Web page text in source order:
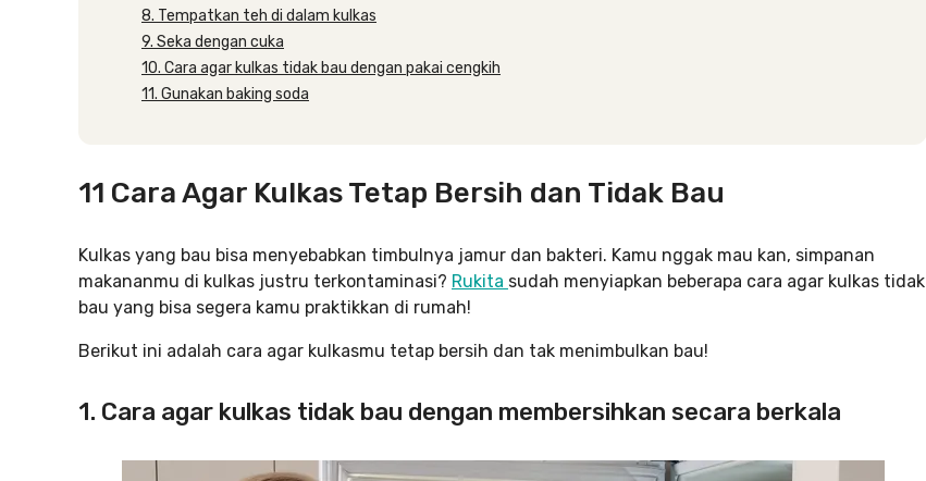
8. Tempatkan teh di dalam kulkas
9. Seka dengan cuka
10. Cara agar kulkas tidak bau dengan pakai cengkih
11. Gunakan baking soda
11 Cara Agar Kulkas Tetap Bersih dan Tidak Bau
Kulkas yang bau bisa menyebabkan timbulnya jamur dan bakteri. Kamu nggak mau kan, simpanan
makananmu di kulkas justru terkontaminasi? Rukita sudah menyiapkan beberapa cara agar kulkas tidak
bau yang bisa segera kamu praktikkan di rumah!
Berikut ini adalah cara agar kulkasmu tetap bersih dan tak menimbulkan bau!
1. Cara agar kulkas tidak bau dengan membersihkan secara berkala